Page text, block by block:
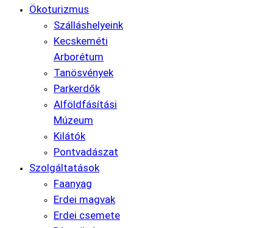
Ökoturizmus
Szálláshelyeink
Kecskeméti
Arborétum
Tanösvények
Parkerdők
Alföldfásítási
Múzeum
Kilátók
Pontvadászat
Szolgáltatások
Faanyag
Erdei magvak
Erdei csemete